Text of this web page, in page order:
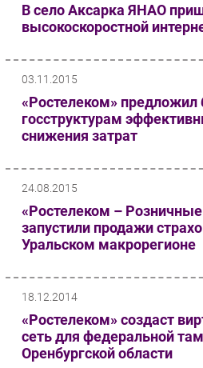
Фиксированная связь
Торговые сети
Оборудование
Кадры
Регулирование
Финансы
Безопасность
Инновации
CIO/Управление ИТ
Гаджеты
В село Аксарка ЯНАО
высокоскоростной
03.11.2015
«Ростелеком» предложил
госструктурам
снижения затрат
24.08.2015
«Ростелеком –
запустили продажи
Уральском макрорегионе
18.12.2014
«Ростелеком» создаст
сеть для федеральной
Оренбургской области